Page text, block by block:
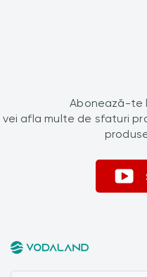
Abonează-te
vei afla multe de sfaturi